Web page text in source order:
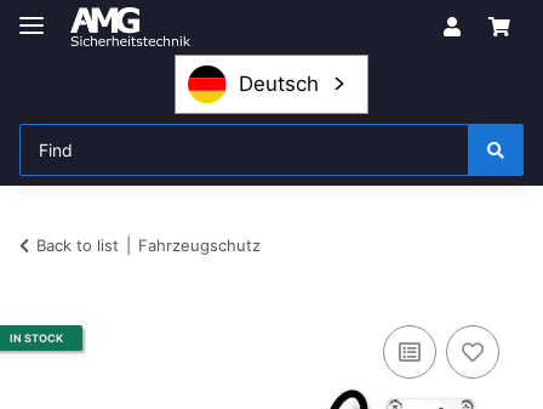
Deutsch
Back to list Fahrzeugschutz
IN STOCK